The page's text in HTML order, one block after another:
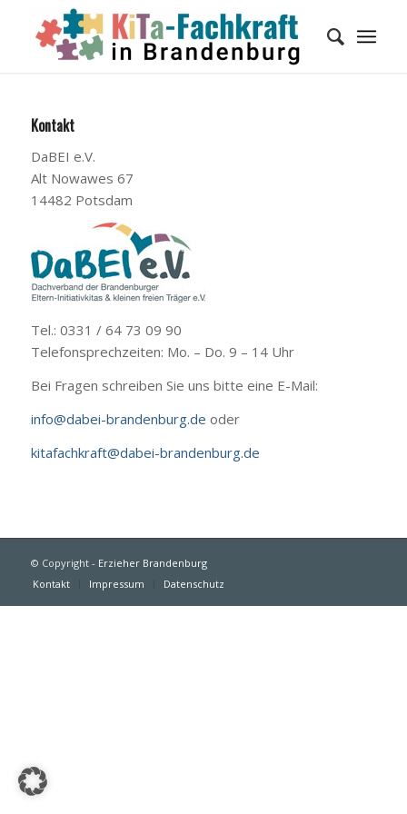
Kontakt
DaBEI e.V.
Alt Nowawes 67
14482 Potsdam
Tel.: 0331 / 64 73 09 90
Telefonsprechzeiten: Mo. – Do. 9 – 14 Uhr
Bei Fragen schreiben Sie uns bitte eine E-Mail:
info@dabei-brandenburg.de oder
kitafachkraft@dabei-brandenburg.de
© Copyright - Erzieher Brandenburg
Kontakt
Impressum Datenschutz